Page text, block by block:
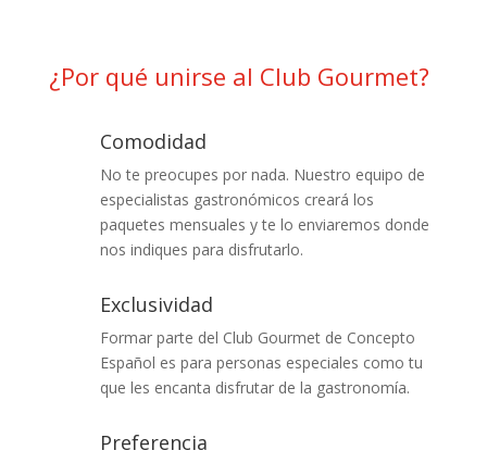
¿Por qué unirse al Club Gourmet?
Comodidad
No te preocupes por nada. Nuestro equipo de
especialistas gastronómicos creará los
paquetes mensuales y te lo enviaremos donde
nos indiques para disfrutarlo.
Exclusividad
Formar parte del Club Gourmet de Concepto
Español es para personas especiales como tu
que les encanta disfrutar de la gastronomía.
Preferencia